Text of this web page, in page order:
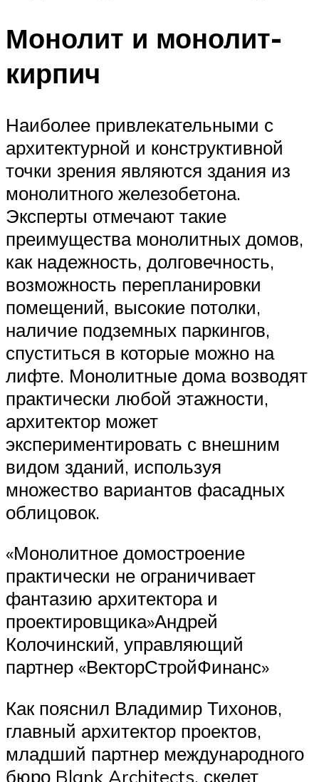
Монолит и монолит-
кирпич
Наиболее привлекательными с
архитектурной и конструктивной
точки зрения являются здания из
монолитного железобетона.
Эксперты отмечают такие
преимущества монолитных домов,
как надежность, долговечность,
возможность перепланировки
помещений, высокие потолки,
наличие подземных паркингов,
спуститься в которые можно на
лифте. Монолитные дома возводят
практически любой этажности,
архитектор может
экспериментировать с внешним
видом зданий, используя
множество вариантов фасадных
облицовок.
«Монолитное домостроение
практически не ограничивает
фантазию архитектора и
проектировщика»Андрей
Колочинский, управляющий
партнер «ВекторСтройФинанс»
Как пояснил Владимир Тихонов,
главный архитектор проектов,
младший партнер международного
бюро Blank Architects, скелет